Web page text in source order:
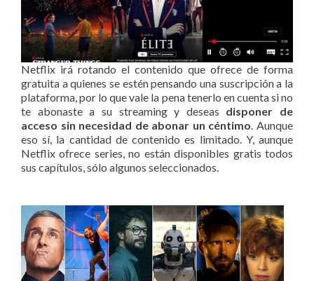
Netflix irá rotando el contenido que ofrece de forma
gratuita a quienes se estén pensando una suscripción a la
plataforma, por lo que vale la pena tenerlo en cuenta si no
te abonaste a su streaming y deseas disponer de
acceso sin necesidad de abonar un céntimo. Aunque
eso sí, la cantidad de contenido es limitado. Y, aunque
Netflix ofrece series, no están disponibles gratis todos
sus capítulos, sólo algunos seleccionados.